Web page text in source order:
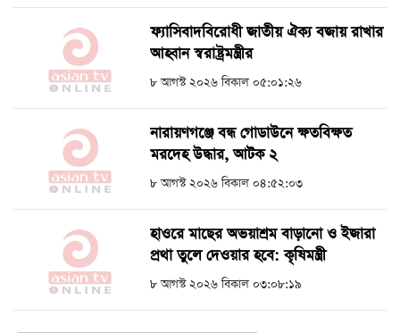
ফ্যাসিবাদবিরোধী জাতীয় ঐক্য বজায় রাখার
আহ্বান স্বরাষ্ট্রমন্ত্রীর
৮ আগস্ট ২০২৬ বিকাল ০৫:০১:২৬
নারায়ণগঞ্জে বন্ধ গোডাউনে ক্ষতবিক্ষত
মরদেহ উদ্ধার, আটক ২
৮ আগস্ট ২০২৬ বিকাল ০৪:৫২:০৩
হাওরে মাছের অভয়াশ্রম বাড়ানো ও ইজারা
প্রথা তুলে দেওয়ার হবে: কৃষিমন্ত্রী
৮ আগস্ট ২০২৬ বিকাল ০৩:০৮:১৯